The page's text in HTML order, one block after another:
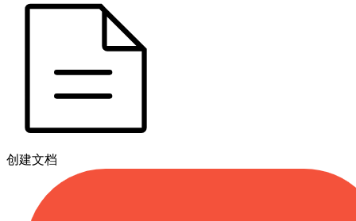
创建文档